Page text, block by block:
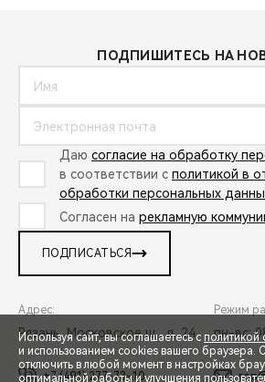
ПОДПИШИТЕСЬ НА
Даю согласие на обработку
в соответствии с политикой в
обработки персональных
Согласен на рекламную
ПОДПИСАТЬСЯ
Адрес:
Рязань, Московское ш., д. 24
Режим
пн-вс:
+7 (491) 277-73-10
Используя сайт, вы соглашаетесь с
и использованием cookies вашего браузера.
отключить в любой момент в настройках
оптимальной работы и улучшения